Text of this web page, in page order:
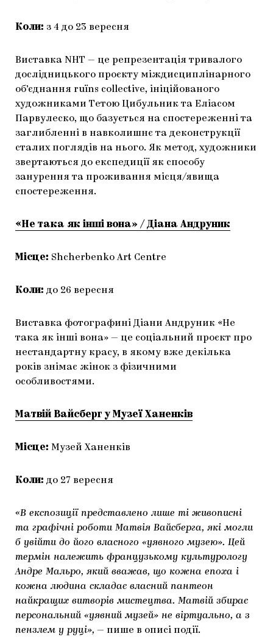
Коли: з 4 до 23 вересня
Виставка NHT — це репрезентація тривалого
дослідницького проєкту міждисциплінарного
об’єднання ruїns collective, ініційованого
художниками Тетою Цибульник та Еліасом
Парвулеско, що базується на спостереженні та
заглибленні в навколишнє та деконструкції
сталих поглядів на нього. Як метод, художники
звертаються до експедиції як способу
занурення та проживання місця/явища
спостереження.
«Не така як інші вона» / Діана Андруник
Місце: Shcherbenko Art Centre
Коли: до 26 вересня
Виставка фотографині Діани Андруник «Не
така як інші вона» — це соціальний проєкт про
нестандартну красу, в якому вже декілька
років знімає жінок з фізичними
особливостями.
Матвій Вайсберг у Музеї Ханенків
Місце: Музей Ханенків
Коли: до 27 вересня
«В експозиції представлено лише ті живописні
та графічні роботи Матвія Вайсберга, які могли
б увійти до його власного «уявного музею». Цей
термін належить французькому культурологу
Андре Мальро, який вважав, що кожна епоха і
кожна людина складає власний пантеон
найкращих витворів мистецтва. Матвій збирає
персональний «уявний музей» не віртуально, а з
пензлем у руці», — пише в описі події.